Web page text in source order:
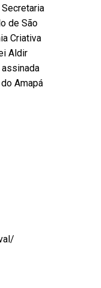
de São
Criativa
Aldir
Amapá